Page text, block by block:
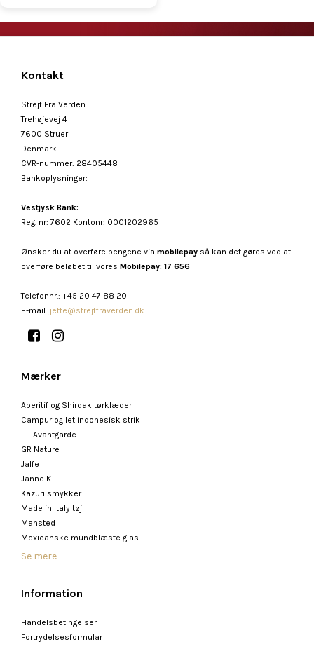
Kontakt
Strejf Fra Verden
Trehøjevej 4
7600 Struer
Denmark
CVR-nummer: 28405448
Bankoplysninger:
Vestjysk Bank:
Reg. nr: 7602 Kontonr: 0001202965
Ønsker du at overføre pengene via mobilepay så kan det gøres ved at
overføre beløbet til vores Mobilepay: 17 656
Telefonnr.: +45 20 47 88 20
E-mail: jette@strejffraverden.dk
Mærker
Aperitif og Shirdak tørklæder
Campur og let indonesisk strik
E - Avantgarde
GR Nature
Jalfe
Janne K
Kazuri smykker
Made in Italy tøj
Mansted
Mexicanske mundblæste glas
Se mere
Information
Handelsbetingelser
Fortrydelsesformular